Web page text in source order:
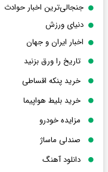
جنجالی‌ترین اخبار حوادث
دنیای ورزش
اخبار ایران و جهان
تاریخ را ورق بزنید
خرید پنکه اقساطی
خرید بلیط هواپیما
مزایده خودرو
صندلی ماساژ
دانلود آهنگ